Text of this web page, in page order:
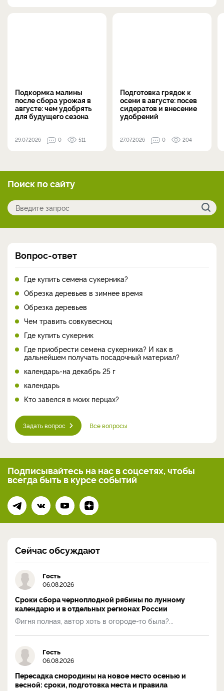
Подкормка малины
после сбора урожая в
августе: чем удобрять
для будущего сезона
29.07.2026 0 511
Подготовка грядок к
осени в августе: посев
сидератов и внесение
удобрений
27.07.2026 0 204
Поиск по сайту
Вопрос-ответ
Где купить семена сукерника?
Обрезка деревьев в зимнее время
Обрезка деревьев
Чем травить совкувесноц
Где купить сукерник
Где приобрести семена сукерника? И как в
дальнейшем получать посадочный материал?
календарь-на декабрь 25 г
календарь
Кто завелся в моих перцах?
Задать вопрос Все вопросы
Подписывайтесь на нас в соцсетях, чтобы
всегдабыть в курсе событий
Сейчас обсуждают
Гость
06.08.2026
Сроки сбора черноплодной рябины по лунному
календарю и в отдельных регионах России
Фигня полная, автор хоть в огороде-то была?...
Гость
06.08.2026
Пересадка смородины на новое место осенью и
весной: сроки, подготовка места и правила